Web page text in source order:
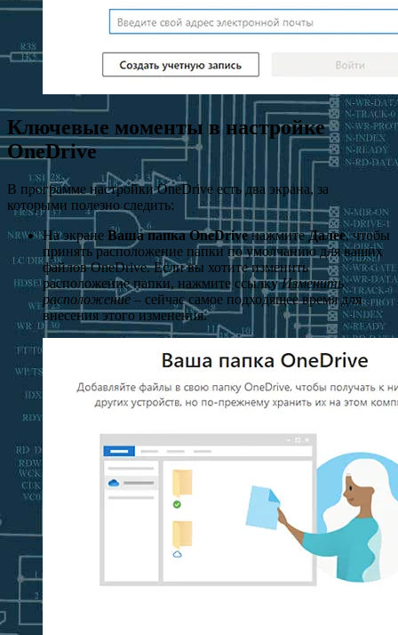
Ключевые моменты в настройке
OneDrive
В программе настройки OneDrive есть два экрана, за
которыми полезно следить:
На экране Ваша папка OneDriveнажмитеДалее, чтобы
принять расположение папки по умолчанию для ваших
файлов OneDrive. Если вы хотите изменить
расположение папки, нажмите ссылкуИзменить
расположение – сейчас самое подходящее время для
внесения этого изменения.